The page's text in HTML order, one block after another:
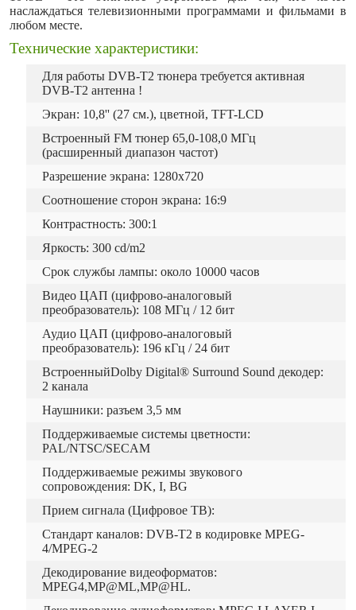
наслаждаться телевизионными программами и фильмами в
любом месте.
Технические характеристики:
Для работы DVB-T2 тюнера требуется активная
DVB-T2 антенна !
Экран: 10,8'' (27 см.), цветной, TFT-LCD
Встроенный FM тюнер 65,0-108,0 МГц
(расширенный диапазон частот)
Разрешение экрана: 1280x720
Соотношение сторон экрана: 16:9
Контрастность: 300:1
Яркость: 300 cd/m2
Срок службы лампы: около 10000 часов
Видео ЦАП (цифрово-аналоговый
преобразователь): 108 МГц / 12 бит
Аудио ЦАП (цифрово-аналоговый
преобразователь): 196 кГц / 24 бит
ВстроенныйDolby Digital® Surround Sound декодер:
2 канала
Наушники: разъем 3,5 мм
Поддерживаемые системы цветности:
PAL/NTSC/SECAM
Поддерживаемые режимы звукового
сопровождения: DK, I, BG
Прием сигнала (Цифровое ТВ):
Стандарт каналов: DVB-T2 в кодировке MPEG-
4/MPEG-2
Декодирование видеоформатов:
MPEG4,MP@ML,MP@HL.